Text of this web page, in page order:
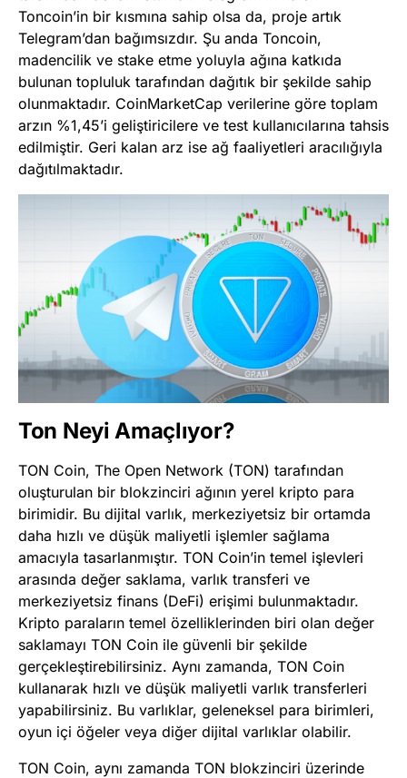
Toncoin’in bir kısmına sahip olsa da, proje artık
Telegram’dan bağımsızdır. Şu anda Toncoin,
madencilik ve stake etme yoluyla ağına katkıda
bulunan topluluk tarafından dağıtık bir şekilde sahip
olunmaktadır. CoinMarketCap verilerine göre toplam
arzın %1,45’i geliştiricilere ve test kullanıcılarına tahsis
edilmiştir. Geri kalan arz ise ağ faaliyetleri aracılığıyla
dağıtılmaktadır.
Ton Neyi Amaçlıyor?
TON Coin, The Open Network (TON) tarafından
oluşturulan bir blokzinciri ağının yerel kripto para
birimidir. Bu dijital varlık, merkeziyetsiz bir ortamda
daha hızlı ve düşük maliyetli işlemler sağlama
amacıyla tasarlanmıştır. TON Coin’in temel işlevleri
arasında değer saklama, varlık transferi ve
merkeziyetsiz finans (DeFi) erişimi bulunmaktadır.
Kripto paraların temel özelliklerinden biri olan değer
saklamayı TON Coin ile güvenli bir şekilde
gerçekleştirebilirsiniz. Aynı zamanda, TON Coin
kullanarak hızlı ve düşük maliyetli varlık transferleri
yapabilirsiniz. Bu varlıklar, geleneksel para birimleri,
oyun içi öğeler veya diğer dijital varlıklar olabilir.
TON Coin, aynı zamanda TON blokzinciri üzerinde